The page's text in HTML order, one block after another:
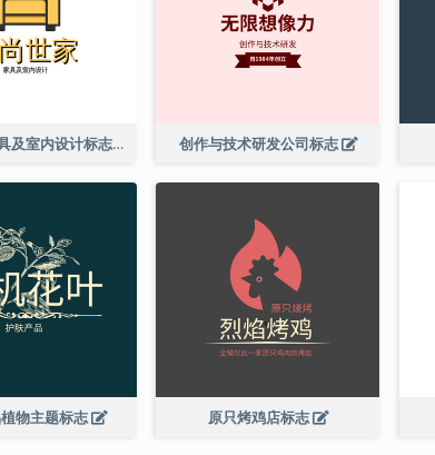
黑黄二色家具及室内设计标志 创作与技术研发公司标志
物主题标志 原只烤鸡店标志